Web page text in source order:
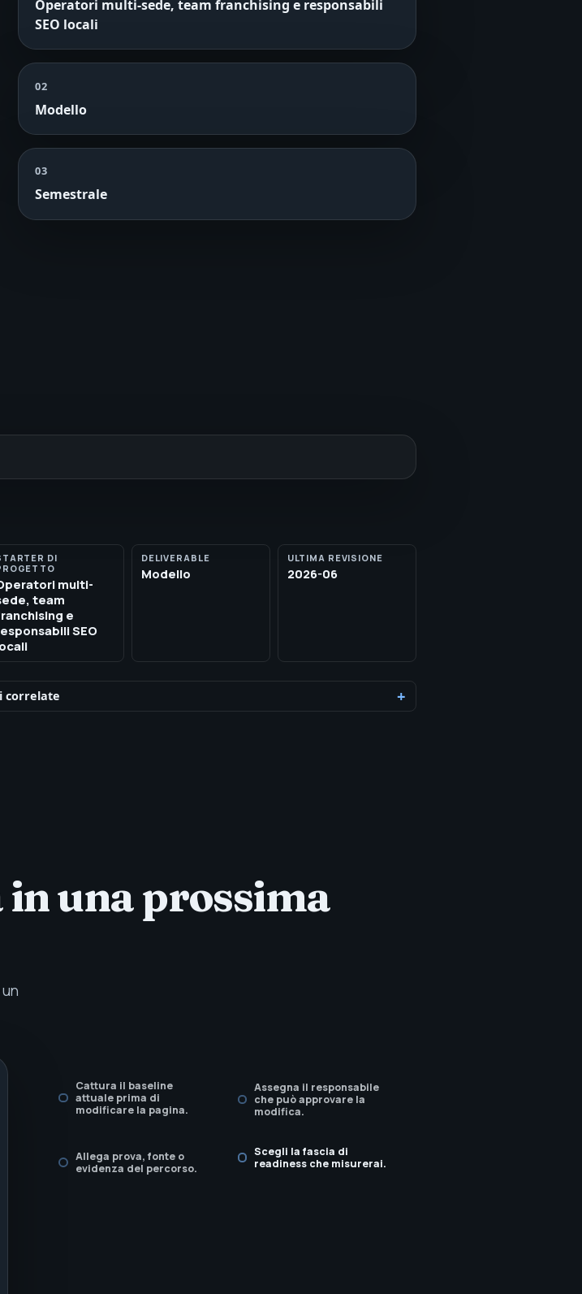
Operatori multi-sede, team franchising e responsabili
SEO locali
02
Modello
03
Semestrale
DI
multi-
team
e
SEO
DELIVERABLE
Modello
ULTIMA REVISIONE
2026-06
correlate
una prossima
Cattura il baseline
attuale prima di
modificare la pagina.
Assegna il responsabile
che può approvare la
modifica.
Allega prova, fonte o
evidenza del percorso.
Scegli la fascia di
readiness che misurerai.